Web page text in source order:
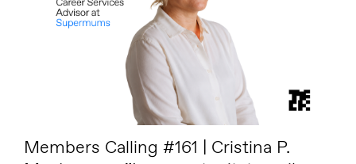
Members Calling #161 | Cristina P.